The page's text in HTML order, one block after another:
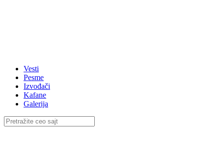
Vesti
Pesme
Izvođači
Kafane
Galerija